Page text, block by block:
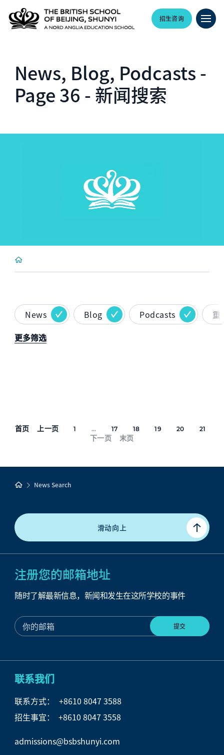
招生咨询
News, Blog, Podcasts -
Page 36 - 新闻搜索
News Blog Podcasts
重
更多筛选
首页 上一页 1 ... 17 18 19 20 21
下一页 末页
News Search
滑动向上
注册您的邮箱地址
随时了解最新信息，新闻和发生在这所学校的事件
联系我们
联系方式：
+8610 8047 3588
招生事宜： +8610 8047 3558
admissions@bsbshunyi.com